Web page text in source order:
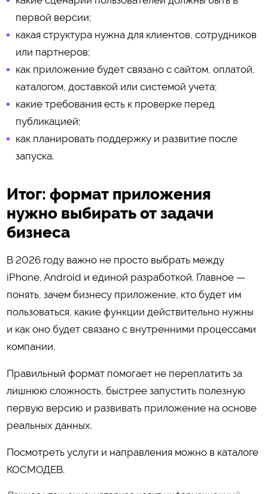
первой версии;
какая структура нужна для клиентов, сотрудников
или партнеров;
как приложение будет связано с сайтом, оплатой,
каталогом, доставкой или системой учета;
какие требования есть к проверке перед
публикацией;
как планировать поддержку и развитие после
запуска.
Итог: формат приложения
нужно выбирать от задачи
бизнеса
В 2026 году важно не просто выбрать между
iPhone, Android и единой разработкой. Главное —
понять, зачем бизнесу приложение, кто будет им
пользоваться, какие функции действительно нужны
и как оно будет связано с внутренними процессами
компании.
Правильный формат помогает не переплатить за
лишнюю сложность, быстрее запустить полезную
первую версию и развивать приложение на основе
реальных данных.
Посмотреть услуги и направления можно в каталоге
КОСМОДЕВ.